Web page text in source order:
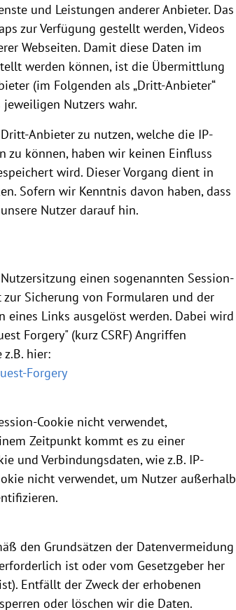
und Leistungen anderer Anbieter. Das
zur Verfügung gestellt werden, Videos
Webseiten. Damit diese Daten im
werden können, ist die Übermittlung
(im Folgenden als „Dritt-Anbieter“
Nutzers wahr.
Anbieter zu nutzen, welche die IP-
zu können, haben wir keinen Einfluss
wird. Dieser Vorgang dient in
Sofern wir Kenntnis davon haben, dass
Nutzer darauf hin.
einen sogenannten Session-
Sicherung von Formularen und der
eines Links ausgelöst werden. Dabei wird
Forgery" (kurz CSRF) Angriffen
z.B. hier:
Forgery
Cookie nicht verwendet,
Zeitpunkt kommt es zu einer
und Verbindungsdaten, wie z.B. IP-
nicht verwendet, um Nutzer außerhalb
den Grundsätzen der Datenvermeidung
ist oder vom Gesetzgeber her
Entfällt der Zweck der erhobenen
oder löschen wir die Daten.